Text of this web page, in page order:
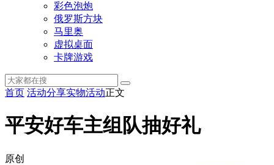
彩色泡炮
俄罗斯方块
马里奥
虚拟桌面
卡牌游戏
首页 活动分享实物活动正文
平安好车主组队抽好礼
原创